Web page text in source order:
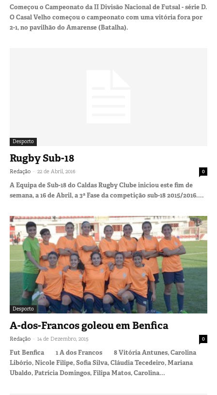
Começou o Campeonato da II Divisão Nacional de Futsal - série D.
O Casal Velho começou o campeonato com uma vitória fora por
2-1, no pavilhão do Amarense (Batalha).
Desporto
Rugby Sub-18
Redação - 22 de Abril, 2016 0
A Equipa de Sub-18 do Caldas Rugby Clube iniciou este fim de
semana, a 16 de Abril, a 3ª Fase da competição sub-18 2015/2016....
Desporto
A-dos-Francos goleou em Benfica
Redação - 14 de Dezembro, 2015 0
Fut Benfica 1 A dos Francos 8 Vitória Antunes, Carolina
Libório, Nicole Filipe, Sofia Silva, Cláudia Tecedeiro, Mariana
Ubaldo, Patrícia Domingos, Filipa Matos, Carolina...